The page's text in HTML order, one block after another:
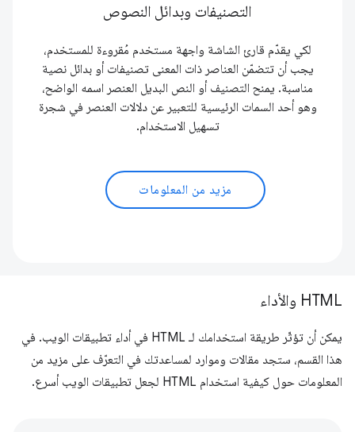
التصنيفات وبدائل النصوص
لكي يقدّم قارئ الشاشة واجهة مستخدم مُقروءة للمستخدم،
يجب أن تتضمّن العناصر ذات المعنى تصنيفات أو بدائل نصية
مناسبة. يمنح التصنيف أو النص البديل العنصر اسمه الواضح،
وهو أحد السمات الرئيسية للتعبير عن دلالات العنصر في شجرة
تسهيل الاستخدام.
مزيد من المعلومات
HTML والأداء
يمكن أن تؤثّر طريقة استخدامك لـ HTML في أداء تطبيقات الويب. في
هذا القسم، ستجد مقالات وموارد لمساعدتك في التعرّف على مزيد من
المعلومات حول كيفية استخدام HTML لجعل تطبيقات الويب أسرع.